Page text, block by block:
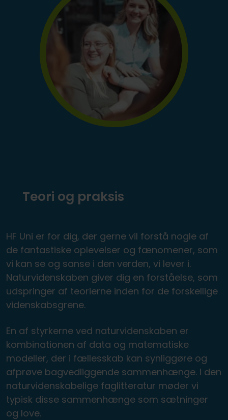
Teori og praksis
HF Uni er for dig, der gerne vil forstå nogle af
de fantastiske oplevelser og fænomener, som
vi kan se og sanse i den verden, vi lever i.
Naturvidenskaben giver dig en forståelse, som
udspringer af teorierne inden for de forskellige
videnskabsgrene.
En af styrkerne ved naturvidenskaben er
kombinationen af data og matematiske
modeller, der i fællesskab kan synliggøre og
afprøve bagvedliggende sammenhænge. I den
naturvidenskabelige faglitteratur møder vi
typisk disse sammenhænge som sætninger
og love.